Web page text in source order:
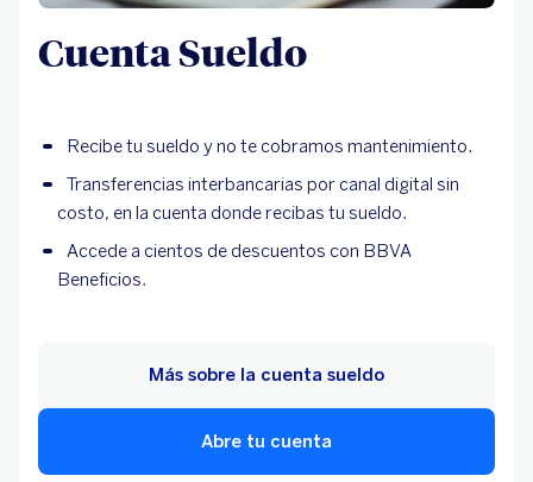
Cuenta Sueldo
Recibe tu sueldo y no te cobramos mantenimiento.
Transferencias interbancarias por canal digital sin
costo, en la cuenta donde recibas tu sueldo.
Accede a cientos de descuentos con BBVA
Beneficios.
Abre tu cuenta
Más sobre la cuenta sueldo